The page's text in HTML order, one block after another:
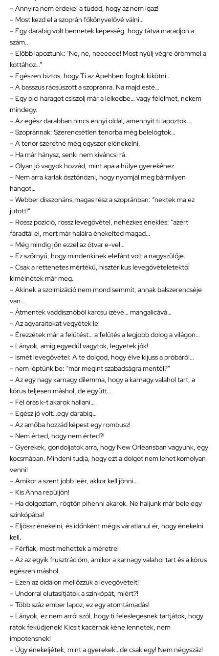
– Annyira nem érdekel a tüdőd, hogy az nem igaz!
– Most kezd el a szoprán főkönyvelővé válni…
– Egy darabig volt bennetek képesség, hogy tátva maradjon a
szám..
– Előbb lapoztunk: ‘Ne, ne, neeeeee! Most nyúlj végre örömmel a
kottához…”
– Egészen biztos, hogy Ti az Apehben fogtok kikötni…
– A basszus rácsúszott a szopránra. Na majd este…
– Egy pici haragot csiszolj már a lelkedbe… vagy félelmet, nekem
mindegy.
– Az egész darabban nincs ennyi oldal, amennyit ti lapoztok…
– Szopránnak: Szerencsétlen tenorba még belelógtok…
– A tenor szeretné még egyszer elénekelni.
– Ha már hánysz, senki nem kíváncsi rá.
– Olyan jó vagyok hozzád, mint apa a hülye gyerekéhez.
– Nem arra karlak ösztönözni, hogy nyomjál meg bármilyen
hangot…
– Webber disszonáns,magas rész a szopránban: “nektek ma ez
jutott!”
– Rossz pozíció, rossz levegővétel, nehézkes éneklés: “azért
fáradtál el, mert már halálra énekelted magad…
– Még mindig jön ezzel az ótvar e-vel…
– Ez szörnyű, hogy mindenkinek elefánt volt a nagyszülője.
– Csak a rettenetes mértékű, hisztérikus levegővételetektől
kímélnétek már meg.
– Akinek a szolmizáció nem mond semmit, annak balszerencséje
van…
– Átmentek vaddisznóból karcsú izévé… mangalicává…
– Az agyaraitokat vegyétek le!
– Érezzétek már a felütést… a felütés a legjobb dolog a világon…
– Lányok, amíg egyedül vagytok, legyetek jók!
– Ismét levegővétel: A te dolgod, hogy élve kijuss a próbáról…
– nem léptünk be: “már megint szabadságra mentél?”
– Az egy nagy karnagy dilemma, hogy a karnagy valahol tart, a
kórus teljesen máshol, de együtt…
– Fél órás k-t akarok hallani…
– Egész jó volt…egy darabig…
– Az amőba hozzád képest egy rombusz!
– Nem érted, hogy nem érted?!
– Gyerekek, gondoljatok arra, hogy New Orleansban vagyunk, egy
kocsmában. Mindeni tudja, hogy ezt a dolgot nem lehet komolyan
venni!
– Amikor a szent jobb leér, akkor kell jönni…
– Kis Anna repüljön!
– Ha dolgoztam, rögtön pihenni akarok. Ne haljunk már bele egy
szinkópába!
– Eljössz énekelni, és időnként mégis váratlanul ér, hogy énekelni
kell.
– Férfiak, most mehettek a méretre!
– Az az egyik frusztrációm, amikor a karnagy valahol tart és a kórus
egészen máshol.
– Ezen az oldalon mellőzzük a levegővételt!
– Undorral elutasítjátok a szinkópát, miért?!
– Több száz ember lapoz, ez egy atomtámadás!
– Lányok, ez nem arról szól, hogy ti feleslegesnek tartjátok, hogy
rátok feküdjenek! Kicsit kacérnak kéne lennetek, nem
impotensnek!
– Úgy énekeljétek, mint a gyerekek…de csak egy! Nem négyszáz!